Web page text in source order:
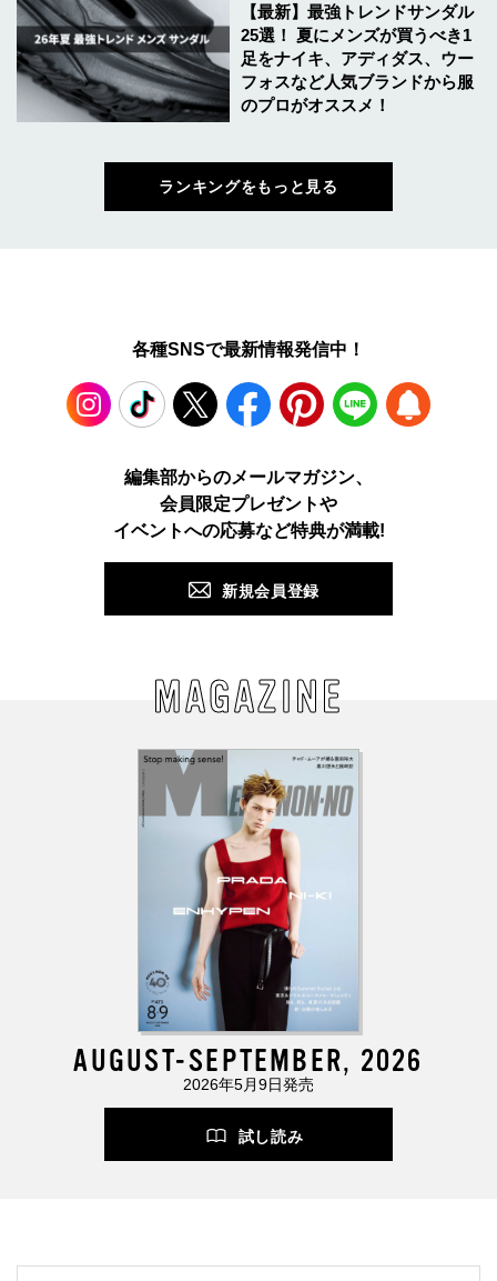
【最新】最強トレンドサンダル
25選！ 夏にメンズが買うべき1
足をナイキ、アディダス、ウー
フォスなど人気ブランドから服
のプロがオススメ！
ランキングをもっと見る
各種SNSで最新情報発信中！
TikTok Facebook Pinterest LINE
編集部からのメールマガジン、
会員限定プレゼントや
イベントへの応募など特典が満載!
新規会員登録
MAGAZINE
AUGUST-SEPTEMBER, 2026
2026年5月9日発売
試し読み